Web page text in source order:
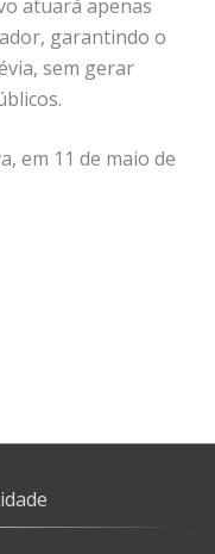
atuará apenas
garantindo o
sem gerar
em 11 de maio de